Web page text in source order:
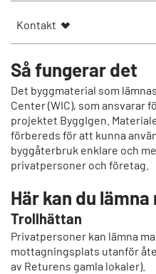
Kontakt
Så fungerar det
Det byggmaterial som
Center (WIC), som ansvarar
projektet ByggIgen.
förbereds för att kunna
byggåterbruk enklare och
privatpersoner och företag.
Här kan du
Trollhättan
Privatpersoner kan lämna
mottagningsplats utanför
av Returens gamla lokaler).